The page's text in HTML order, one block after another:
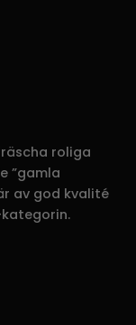
roliga
”gamla
av god kvalité